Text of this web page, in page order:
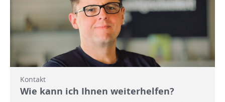
Kontakt
Wie kann ich Ihnen weiterhelfen?